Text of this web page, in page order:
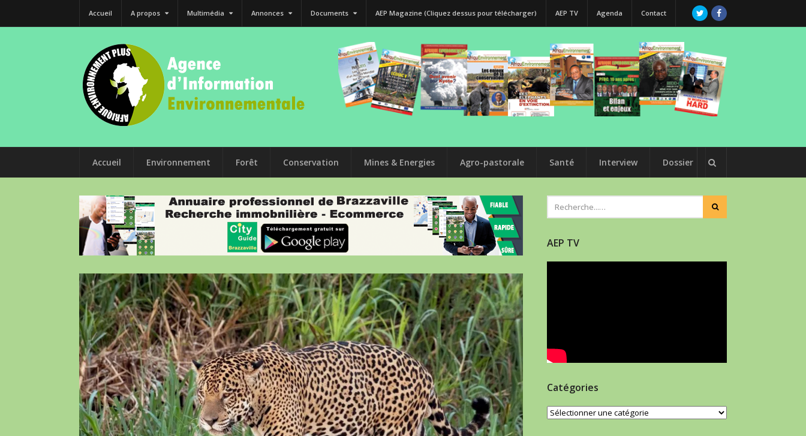
Accueil A propos Multimédia Annonces Documents AEP Magazine (Cliquez dessus pour télécharger) AEP TV Agenda Contact
Accueil Environnement Forêt Conservation Mines & Energies Agro-pastorale Santé Interview Dossier
AEP TV
Catégories
Catégories